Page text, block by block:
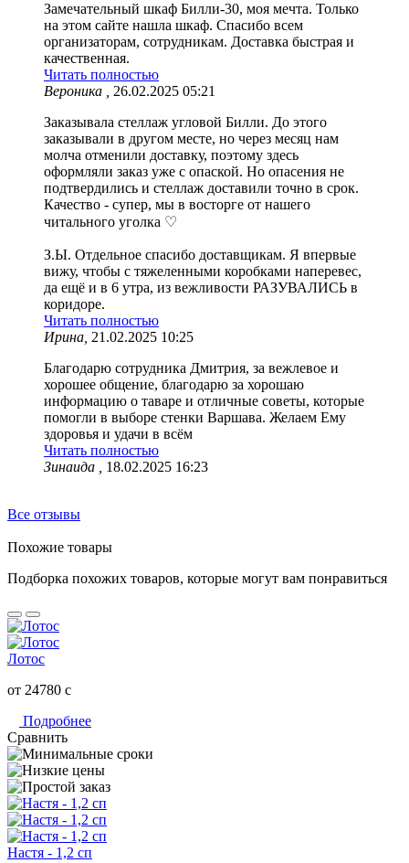
Замечательный шкаф Билли-30, моя мечта. Только
на этом сайте нашла шкаф. Спасибо всем
организаторам, сотрудникам. Доставка быстрая и
качественная.
Читать полностью
Вероника ,
26.02.2025 05:21
Заказывала стеллаж угловой Билли. До этого
заказывали в другом месте, но через месяц нам
молча отменили доставку, поэтому здесь
оформляли заказ уже с опаской. Но опасения не
подтвердились и стеллаж доставили точно в срок.
Качество - супер, мы в восторге от нашего
читального уголка ♡
З.Ы. Отдельное спасибо доставщикам. Я впервые
вижу, чтобы с тяжеленными коробками наперевес,
да ещё и в 6 утра, из вежливости РАЗУВАЛИСЬ в
коридоре.
Читать полностью
Ирина, 21.02.2025 10:25
Благодарю сотрудника Дмитрия, за вежлевое и
хорошее общение, благодарю за хорошаю
информацию о таваре и отличные советы, которые
помогли в выборе стенки Варшава. Желаем Ему
здоровья и удачи в всём
Читать полностью
Зинаида ,
18.02.2025 16:23
Все отзывы
Похожие товары
Подборка похожих товаров, которые могут вам понравиться
Лотос
от 24780 c
Подробнее
Сравнить
Настя - 1,2 сп